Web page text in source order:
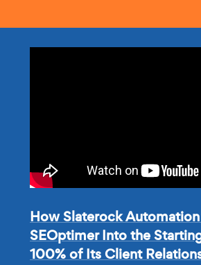
How Slaterock
SEOptimer Into the
100% of Its Client